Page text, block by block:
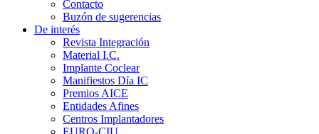
Contacto
Buzón de sugerencias
De interés
Revista Integración
Material I.C.
Implante Coclear
Manifiestos Día IC
Premios AICE
Entidades Afines
Centros Implantadores